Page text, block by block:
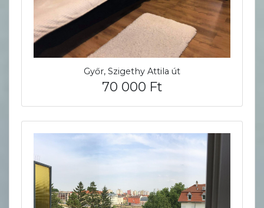
Győr, Szigethy Attila út
70 000 Ft